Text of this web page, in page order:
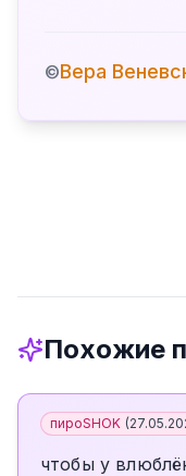
©Вера
Похожие
пироSHOK (
чтобы у